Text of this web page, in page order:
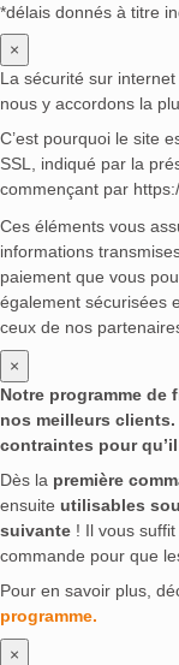
*délais donnés à titre
×
La sécurité sur
nous y accordons la
C’est pourquoi le site
SSL, indiqué par la
commençant par
Ces éléments vous
informations
paiement que vous
également sécurisées
ceux de nos
×
Notre programme de
nos meilleurs
contraintes pour
Dès la première
ensuite utilisables
suivante ! Il vous suffit
commande pour que
Pour en savoir plus,
programme.
×